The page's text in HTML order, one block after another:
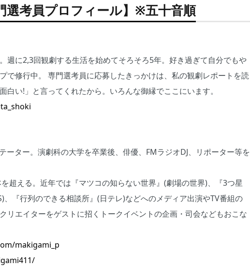
選考員プロフィール】※五十音順
週に2,3回観劇する生活を始めてそろそろ5年。好き過ぎて自分でもや
で修行中。 専門選考員に応募したきっかけは、私の観劇レポートを読
白い!」と言ってくれたから。いろんな御縁でここにいます。
ーター。演劇科の大学を卒業後、俳優、FMラジオDJ、リポーター等を
超える。近年では『マツコの知らない世界』(劇場の世界)、『3つ星
、『行列のできる相談所』(日テレ)などへのメディア出演やTV番組の
リエイターをゲストに招くトークイベントの企画・司会などもおこな
makigami_p